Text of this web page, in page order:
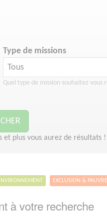
Type de missions
Quel type de mission souhaitez vous
et plus vous aurez de résultats !
EXCLUSION &
à votre recherche